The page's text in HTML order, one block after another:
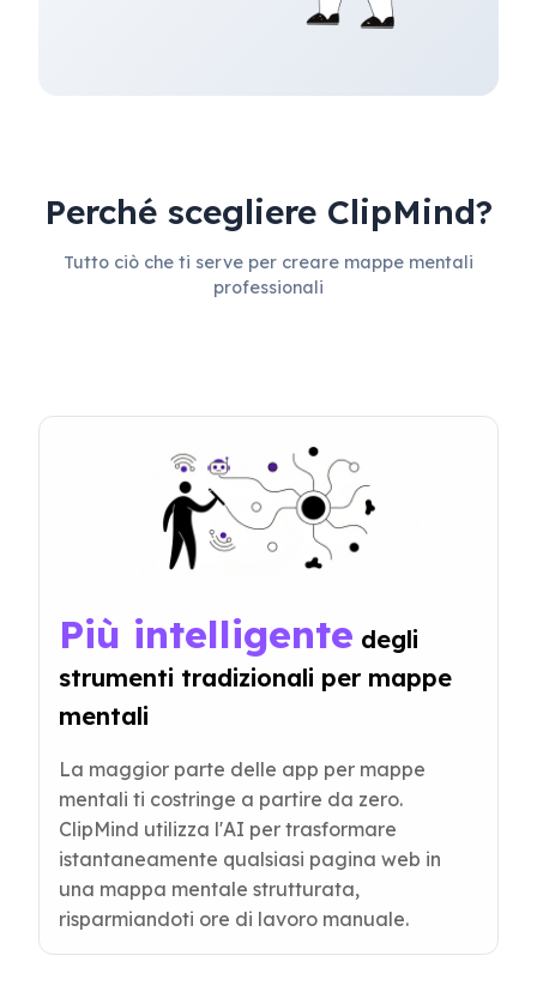
Perché scegliere ClipMind?
Tutto ciò che ti serve per creare mappe mentali
professionali
Più intelligente degli
strumenti tradizionali per mappe
mentali
La maggior parte delle app per mappe
mentali ti costringe a partire da zero.
ClipMind utilizza l'AI per trasformare
istantaneamente qualsiasi pagina web in
una mappa mentale strutturata,
risparmiandoti ore di lavoro manuale.